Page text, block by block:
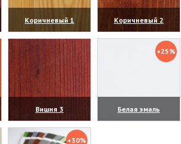
Коричневый 1
(увеличить)
Коричневый 2
(увеличить)
Вишня 3
(увеличить)
+25%
Белая эмаль
(увеличить)
+30%